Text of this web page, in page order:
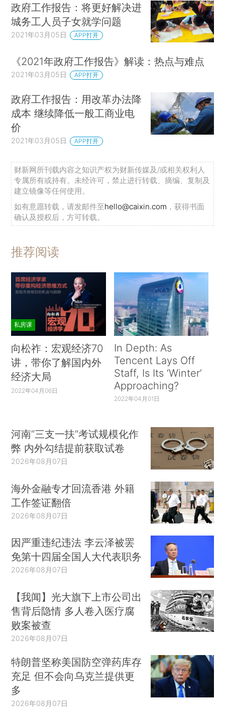
政府工作报告：将更好解决进
城务工人员子女就学问题
2021年03月05日 APP打开
《2021年政府工作报告》解读：热点与难点
2021年03月05日 APP打开
政府工作报告：用改革办法降
成本 继续降低一般工商业电
价
2021年03月05日 APP打开
财新网所刊载内容之知识产权为财新传媒及/或相关权利人
专属所有或持有。未经许可，禁止进行转载、摘编、复制及
建立镜像等任何使用。
如有意愿转载，请发邮件至hello@caixin.com ，获得书面
确认及授权后，方可转载。
推荐阅读
私房课
向松祚：宏观经济70
讲，带你了解国内外
经济大局
2022年04月06日
In Depth: As
Tencent Lays Off
Staff, Is Its ‘Winter’
Approaching?
2022年04月01日
河南“三支一扶”考试规模化作
弊 内外勾结提前获取试卷
2026年08月07日
海外金融专才回流香港 外籍
工作签证翻倍
2026年08月07日
因严重违纪违法 李云泽被罢
免第十四届全国人大代表职务
2026年08月07日
【我闻】光大旗下上市公司出
售背后隐情 多人卷入医疗腐
败案被查
2026年08月07日
特朗普坚称美国防空弹药库存
充足 但不会向乌克兰提供更
多
2026年08月07日